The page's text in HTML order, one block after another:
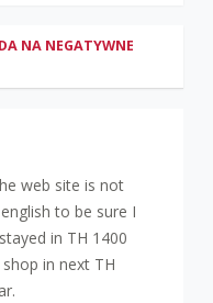
NA NEGATYWNE
web site is not
to be sure I
in TH 1400
in next TH